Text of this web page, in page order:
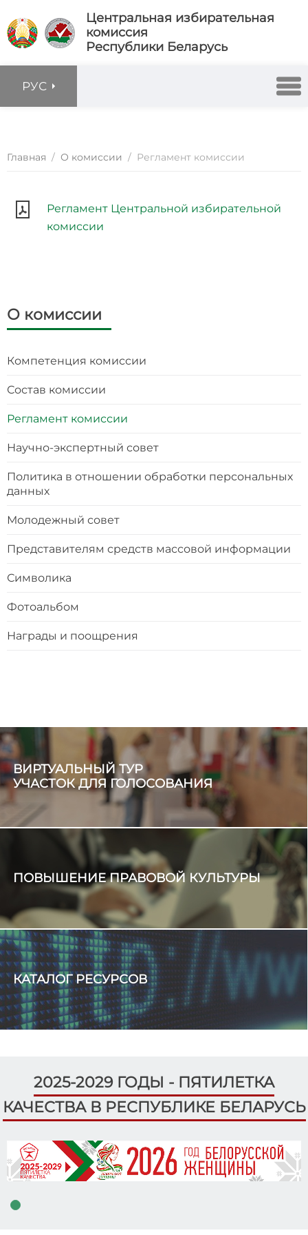
Центральная избирательная
комиссия
Республики Беларусь
РУС
О комиссии
Компетенция комиссии
Состав комиссии
Регламент комиссии
Научно-экспертный совет
Политика в отношении обработки персональных
данных
Молодежный совет
Представителям средств массовой информации
Символика
Фотоальбом
Награды и поощрения
Главная / О комиссии / Регламент комиссии
Регламент Центральной избирательной
комиссии
ВИРТУАЛЬНЫЙ ТУР
УЧАСТОК ДЛЯ ГОЛОСОВАНИЯ
ПОВЫШЕНИЕ ПРАВОВОЙ КУЛЬТУРЫ
КАТАЛОГ РЕСУРСОВ
2025-2029 ГОДЫ - ПЯТИЛЕТКА
КАЧЕСТВА В РЕСПУБЛИКЕ БЕЛАРУСЬ